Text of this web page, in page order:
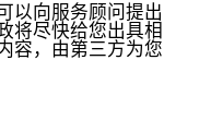
以向服务顾问提出
将尽快给您出具相
容，由第三方为您